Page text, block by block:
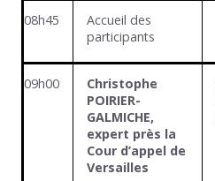
08h45
Accueil des
participants
09h00
Christophe
POIRIER-
GALMICHE,
expert près la
Cour d’appel de
Versailles